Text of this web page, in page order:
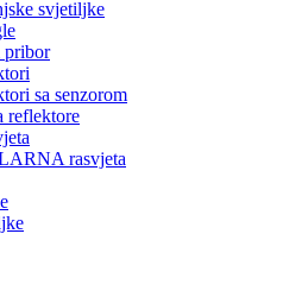
svjetiljke
sa senzorom
reflektore
rasvjeta